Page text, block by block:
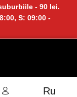
- 90 lei.
S: 09:00 -
Ru